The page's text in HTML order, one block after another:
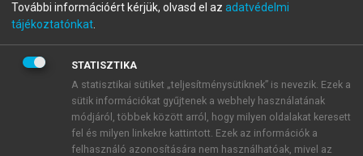
A regisztráció után apróbaidőszakautomatikusan
BELÉPÉS SAJÁT FIÓKKAL
ÚJ FIÓK LÉTREHOZÁSA
1 óra díjmentes hozzáférés
További információért kérjük, olvasd el az adatvédelmi
tájékoztatónkat
STATISZTIKA
A statisztikai sütiket „teljesítménysütiknek” is nevezik. Ezek a
sütik információkat gyűjtenek a webhely használatának
módjáról, többek között arról, hogy milyen oldalakat keresett
fel és milyen linkekre kattintott. Ezek az információk a
felhasználó azonosítására nem használhatóak, mivel az